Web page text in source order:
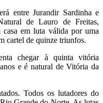
entre Jurandir Sardinha e
de Lauro de Freitas,
em luta válida por uma
cartel de quinze triunfos.
chegar à quinta vitória
e é natural de Vitória da
Todos os lutadores do